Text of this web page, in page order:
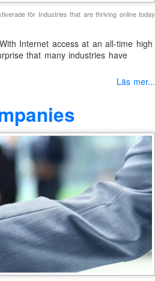
för Industries that are thriving online today
Internet access at an all-time high
that many industries have
Läs mer...